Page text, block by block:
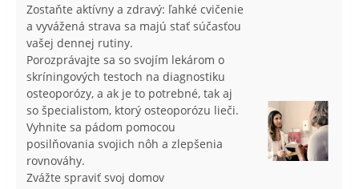
Zostaňte aktívny a zdravý: ľahké cvičenie
a vyvážená strava sa majú stať súčasťou
vašej dennej rutiny.
Porozprávajte sa so svojím lekárom o
skríningových testoch na diagnostiku
osteoporózy, a ak je to potrebné, tak aj
so špecialistom, ktorý osteoporózu lieči.
Vyhnite sa pádom pomocou
posilňovania svojich nôh a zlepšenia
rovnováhy.
Zvážte spraviť svoj domov